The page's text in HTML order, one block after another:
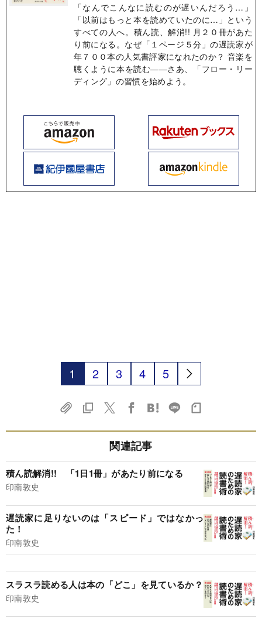
「なんでこんなに読むのが遅いんだろう…」
「以前はもっと本を読めていたのに…」という
すべての人へ。積ん読、解消!! 月２０冊があた
り前になる。なぜ「１ページ５分」の遅読家が
年７００本の人気書評家になれたのか？ 音楽を
聴くように本を読む――さあ、「フロー・リー
ディング」の習慣を始めよう。
1 2 3 4 5
関連記事
積ん読解消!! 「1日1冊」があたり前になる
印南敦史
遅読家に足りないのは「スピード」ではなかっ
た！
印南敦史
スラスラ読める人は本の「どこ」を見ているか？
印南敦史